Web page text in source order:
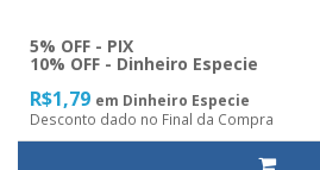
5% OFF - PIX
10% OFF - Dinheiro Especie
R$1,79 em Dinheiro Especie
Desconto dado no Final da Compra